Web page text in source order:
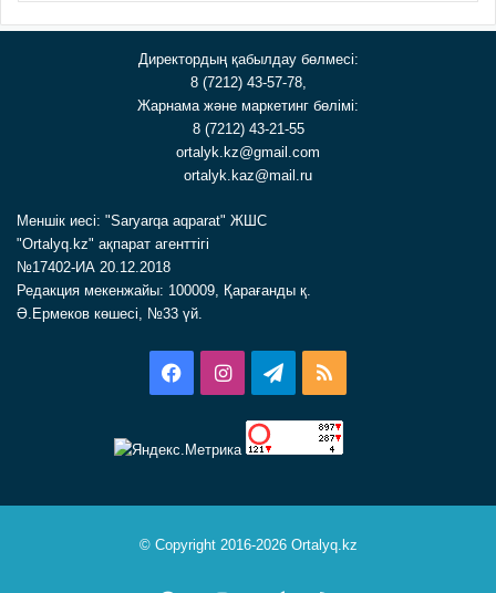
Директордың қабылдау бөлмесі:
8 (7212) 43-57-78,
Жарнама және маркетинг бөлімі:
8 (7212) 43-21-55
ortalyk.kz@gmail.com
ortalyk.kaz@mail.ru
Меншік иесі: "Saryarqa aqparat" ЖШС
"Ortalyq.kz" ақпарат агенттігі
№17402-ИА 20.12.2018
Редакция мекенжайы: 100009, Қарағанды қ.
Ә.Ермеков көшесі, №33 үй.
FacebookInstagramTelegram
© Copyright 2016-2026 Ortalyq.kz